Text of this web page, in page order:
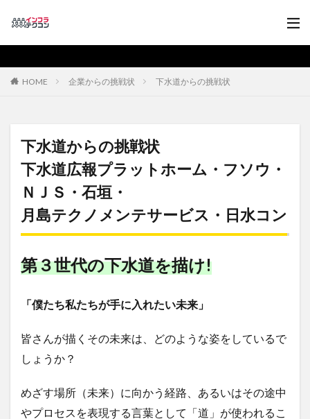
HOME 企業からの挑戦状 下水道からの挑戦状
下水道からの挑戦状
下水道広報プラットホーム・フソウ・
ＮＪＳ・石垣・
​​月島テクノメンテサービス・日水コン
第３世代の下水道を描け!
「僕たち私たちが手に入れたい未来」
皆さんが描くその未来は、どのような姿をしているで
しょうか？
めざす場所（未来）に向かう経路、あるいはその途中
やプロセスを表現する言葉として「道」が使われるこ